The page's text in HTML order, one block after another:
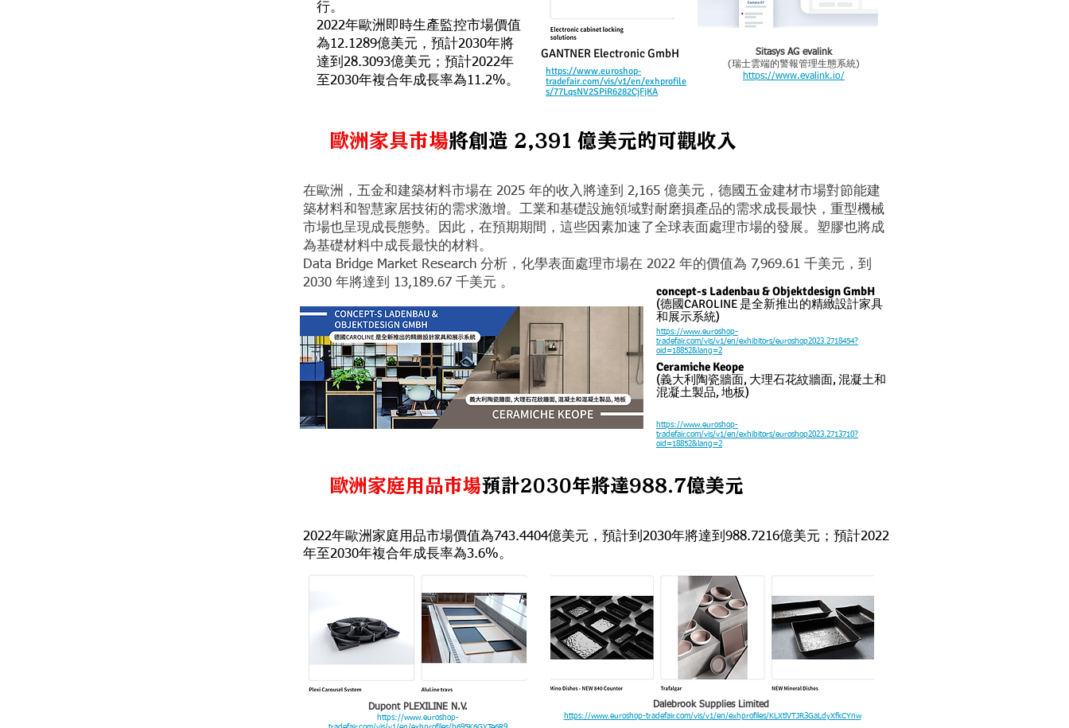
行。
2022年歐洲即時生產監控市場價值
為12.1289億美元，預計2030年將
達到28.3093億美元； 預計2022年
至2030年複合年成長率為11.2%。
GANTNER Electronic GmbH
https://www.euroshop-
tradefair.com/vis/v1/en/exhprofile
s/77LqsNV2SPiR6282CjFjKA
Sitasys AG evalink
(瑞士雲端的警報管理生態系統)
https://www.evalink.io/
在歐洲，五金和建築材料市場在 2025 年的收入將達到 2,165 億美元，德國五金建材市場對節能建
築材料和智慧家居技術的需求激增。工業和基礎設施領域對耐磨損產品的需求成長最快，重型機械
市場也呈現成長態勢。因此，在預期期間，這些因素加速了全球表面處理市場的發展。塑膠也將成
為基礎材料中成長最快的材料。
Data Bridge Market Research 分析，化學表面處理市場在 2022 年的價值為 7,969.61 千美元，到
2030 年將達到 13,189.67 千美元 。
歐洲家具市場將創造 2,391 億美元的可觀收入
concept-s Ladenbau & Objektdesign GmbH
(德國CAROLINE 是全新推出的精緻設計家具
和展示系統)
https://www.euroshop-
tradefair.com/vis/v1/en/exhibitors/euroshop2023.2718454?
oid=18852&lang=2
Ceramiche Keope
(義大利陶瓷牆面, 大理石花紋牆面, 混凝土和
混凝土製品, 地板)
https://www.euroshop-
tradefair.com/vis/v1/en/exhibitors/euroshop2023.2713710?
oid=18852&lang=2
2022年歐洲家庭用品市場價值為743.4404億美元，預計到2030年將達到988.7216億美元； 預計2022
年至2030年複合年成長率為3.6%。
歐洲家庭用品市場預計2030年將達988.7億美元
Dalebrook Supplies Limited
https://www.euroshop-tradefair.com/vis/v1/en/exhprofiles/KLXtlVTJR3GaLdyXfkCYnw
Dupont PLEXILINE N.V.
https://www.euroshop-